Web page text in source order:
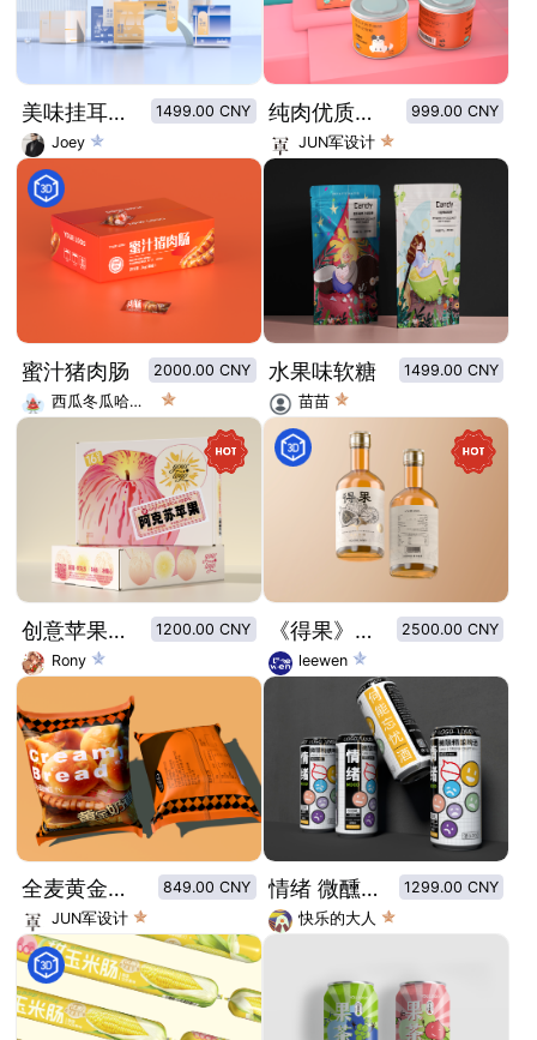
美味挂耳咖啡系列包装设计盒
1499.00 CNY
Joey
纯肉优质宠物粮猫粮狗粮
999.00 CNY
JUN军设计
蜜汁猪肉肠
2000.00 CNY
西瓜冬瓜哈密瓜
水果味软糖
1499.00 CNY
苗苗
创意苹果包装
1200.00 CNY
Rony
《得果》创意无花果酒标签设计
2500.00 CNY
leewen
全麦黄金奶香小面包
849.00 CNY
JUN军设计
情绪 微醺啤酒罐包装设计
1299.00 CNY
快乐的大人